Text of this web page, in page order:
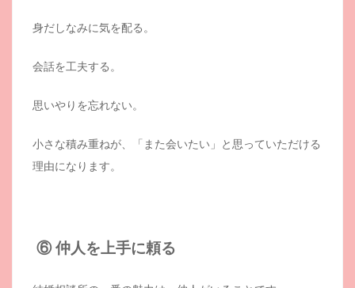
身だしなみに気を配る。
会話を工夫する。
思いやりを忘れない。
小さな積み重ねが、「また会いたい」と思っていただける
理由になります。
⑥ 仲人を上手に頼る